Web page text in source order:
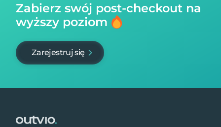
Zabierz swój post-checkout na
wyższy poziom
Zarejestruj się